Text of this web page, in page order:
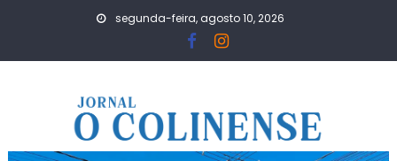
segunda-feira, agosto 10, 2026